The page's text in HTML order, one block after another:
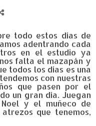
todo estos días de
adentrando cada
en el estudio ya
falta el mazapán y
todos los días es una
con nuestras
que pasen por el
un gran día. Juegan
y el muñeco de
que tenemos,